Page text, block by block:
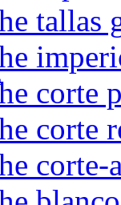
tallas
corte
corte
corte-